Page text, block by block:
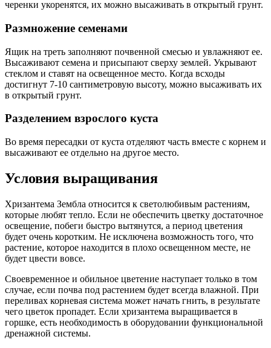
черенки укоренятся, их можно высаживать в открытый грунт.
Размножение семенами
Ящик на треть заполняют почвенной смесью и увлажняют ее.
Высаживают семена и присыпают сверху землей. Укрывают
стеклом и ставят на освещенное место. Когда всходы
достигнут 7-10 сантиметровую высоту, можно высаживать их
в открытый грунт.
Разделением взрослого куста
Во время пересадки от куста отделяют часть вместе с корнем и
высаживают ее отдельно на другое место.
Условия выращивания
Хризантема Зембла относится к светолюбивым растениям,
которые любят тепло. Если не обеспечить цветку достаточное
освещение, побеги быстро вытянутся, а период цветения
будет очень коротким. Не исключена возможность того, что
растение, которое находится в плохо освещенном месте, не
будет цвести вовсе.
Своевременное и обильное цветение наступает только в том
случае, если почва под растением будет всегда влажной. При
переливах корневая система может начать гнить, в результате
чего цветок пропадет. Если хризантема выращивается в
горшке, есть необходимость в оборудовании функциональной
дренажной системы.